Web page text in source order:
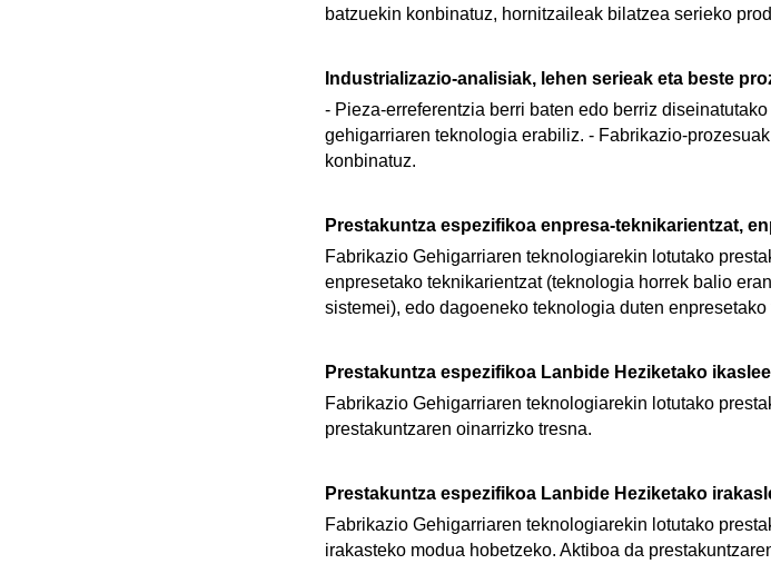
batzuekin konbinatuz, hornitzaileak bilatzea serieko
Industrializazio-analisiak, lehen serieak eta beste
- Pieza-erreferentzia berri baten edo berriz
gehigarriaren teknologia erabiliz. - Fabrikazio-
konbinatuz.
Prestakuntza espezifikoa enpresa-teknikarientzat,
Fabrikazio Gehigarriaren teknologiarekin lotutako
enpresetako teknikarientzat (teknologia horrek balio
sistemei), edo dagoeneko teknologia duten enpresetako
Prestakuntza espezifikoa Lanbide Heziketako
Fabrikazio Gehigarriaren teknologiarekin lotutako
prestakuntzaren oinarrizko tresna.
Prestakuntza espezifikoa Lanbide Heziketako
Fabrikazio Gehigarriaren teknologiarekin lotutako
irakasteko modua hobetzeko. Aktiboa da